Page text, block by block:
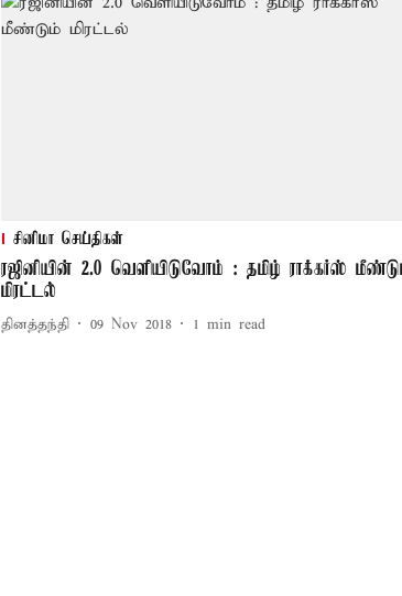
சினிமா செய்திகள்
ரஜினியின் 2.0 வெளியிடுவோம் : தமிழ் ராக்கர்ஸ்
மிரட்டல்
தினத்தந்தி 09 Nov 2018 1 min read